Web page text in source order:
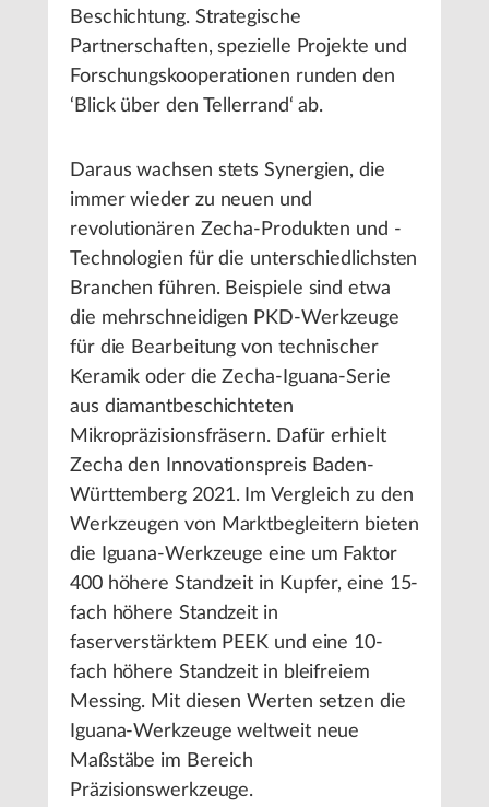
Beschichtung. Strategische
Partnerschaften, spezielle Projekte und
Forschungskooperationen runden den
‘Blick über den Tellerrand‘ ab.
Daraus wachsen stets Synergien, die
immer wieder zu neuen und
revolutionären Zecha-Produkten und -
Technologien für die unterschiedlichsten
Branchen führen. Beispiele sind etwa
die mehrschneidigen PKD-Werkzeuge
für die Bearbeitung von technischer
Keramik oder die Zecha-Iguana-Serie
aus diamantbeschichteten
Mikropräzisionsfräsern. Dafür erhielt
Zecha den Innovationspreis Baden-
Württemberg 2021. Im Vergleich zu den
Werkzeugen von Marktbegleitern bieten
die Iguana-Werkzeuge eine um Faktor
400 höhere Standzeit in Kupfer, eine 15-
fach höhere Standzeit in
faserverstärktem PEEK und eine 10-
fach höhere Standzeit in bleifreiem
Messing. Mit diesen Werten setzen die
Iguana-Werkzeuge weltweit neue
Maßstäbe im Bereich
Präzisionswerkzeuge.